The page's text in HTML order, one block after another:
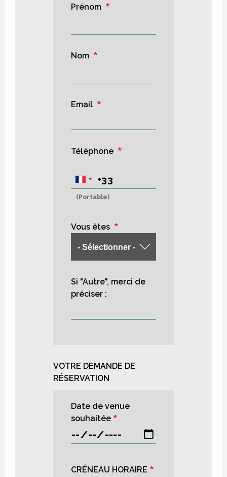
Prénom
Nom
Email
Téléphone
(Portable)
Vous êtes
Si "Autre", merci de
préciser :
VOTRE DEMANDE DE
RÉSERVATION
Date de venue
souhaitée
CRÉNEAU HORAIRE